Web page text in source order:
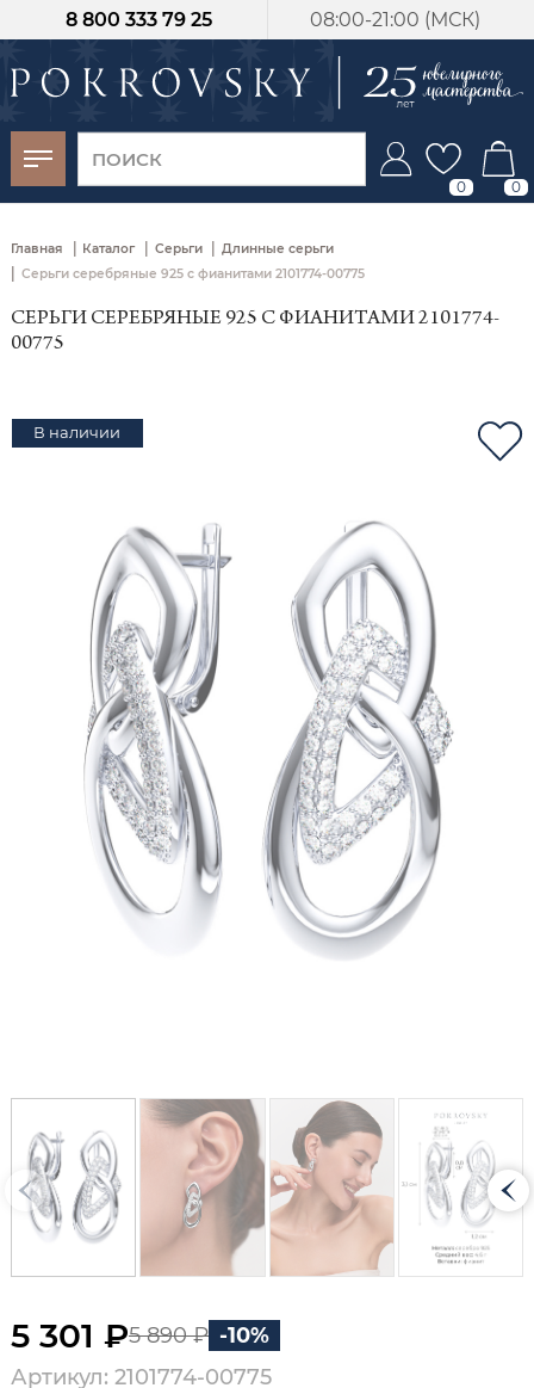
08:00-21:00 (МСК)
8 800 333 79 25
0 0
Главная | Каталог | Серьги | Длинные серьги
| Серьги серебряные 925 с фианитами 2101774-00775
СЕРЬГИ СЕРЕБРЯНЫЕ 925 С ФИАНИТАМИ 2101774-
00775
В наличии
5 301 ₽5 890 ₽ -10%
Артикул: 2101774-00775
-30%
от 15 дней с
момента оплаты